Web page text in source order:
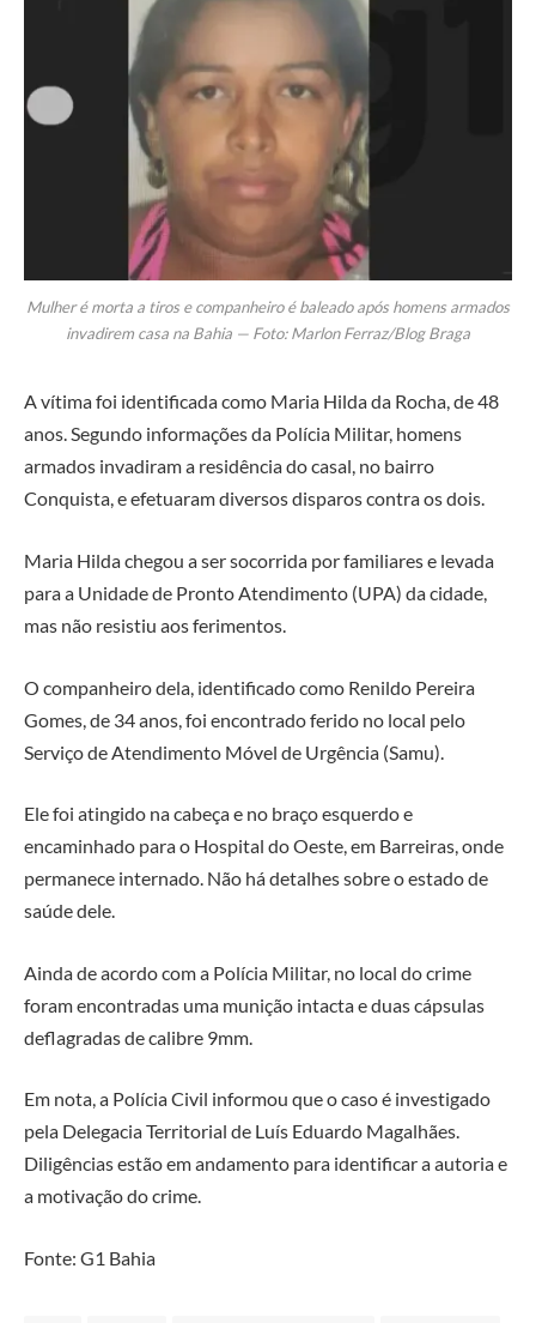
Mulher é morta a tiros e companheiro é baleado após homens armados
invadirem casa na Bahia — Foto: Marlon Ferraz/Blog Braga
A vítima foi identificada como Maria Hilda da Rocha, de 48
anos. Segundo informações da Polícia Militar, homens
armados invadiram a residência do casal, no bairro
Conquista, e efetuaram diversos disparos contra os dois.
Maria Hilda chegou a ser socorrida por familiares e levada
para a Unidade de Pronto Atendimento (UPA) da cidade,
mas não resistiu aos ferimentos.
O companheiro dela, identificado como Renildo Pereira
Gomes, de 34 anos, foi encontrado ferido no local pelo
Serviço de Atendimento Móvel de Urgência (Samu).
Ele foi atingido na cabeça e no braço esquerdo e
encaminhado para o Hospital do Oeste, em Barreiras, onde
permanece internado. Não há detalhes sobre o estado de
saúde dele.
Ainda de acordo com a Polícia Militar, no local do crime
foram encontradas uma munição intacta e duas cápsulas
deflagradas de calibre 9mm.
Em nota, a Polícia Civil informou que o caso é investigado
pela Delegacia Territorial de Luís Eduardo Magalhães.
Diligências estão em andamento para identificar a autoria e
a motivação do crime.
Fonte: G1 Bahia